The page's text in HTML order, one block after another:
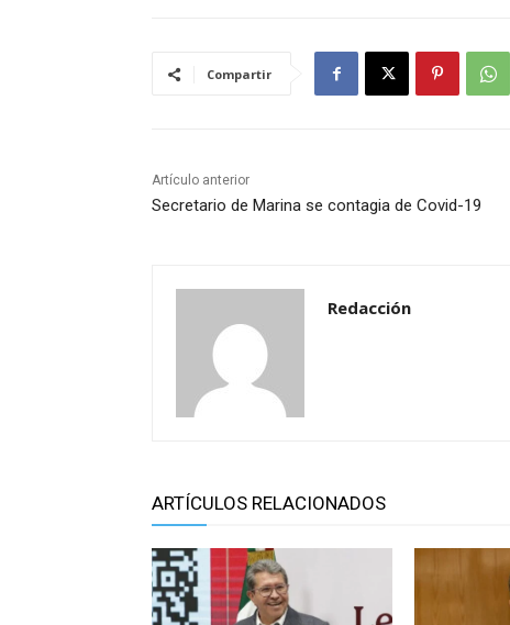
Compartir
Artículo anterior
Secretario de Marina se contagia de Covid-19
Redacción
ARTÍCULOS RELACIONADOS